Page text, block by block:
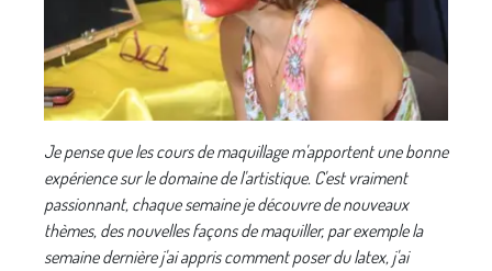
Je pense que les cours de maquillage m'apportent une bonne
expérience sur le domaine de l'artistique. C'est vraiment
passionnant, chaque semaine je découvre de nouveaux
thèmes, des nouvelles façons de maquiller, par exemple la
semaine dernière j'ai appris comment poser du latex, j'ai